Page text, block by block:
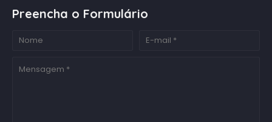
Preencha o Formulário